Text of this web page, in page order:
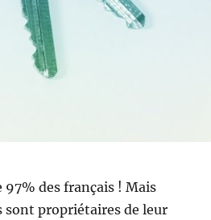
97% des français ! Mais
sont propriétaires de leur